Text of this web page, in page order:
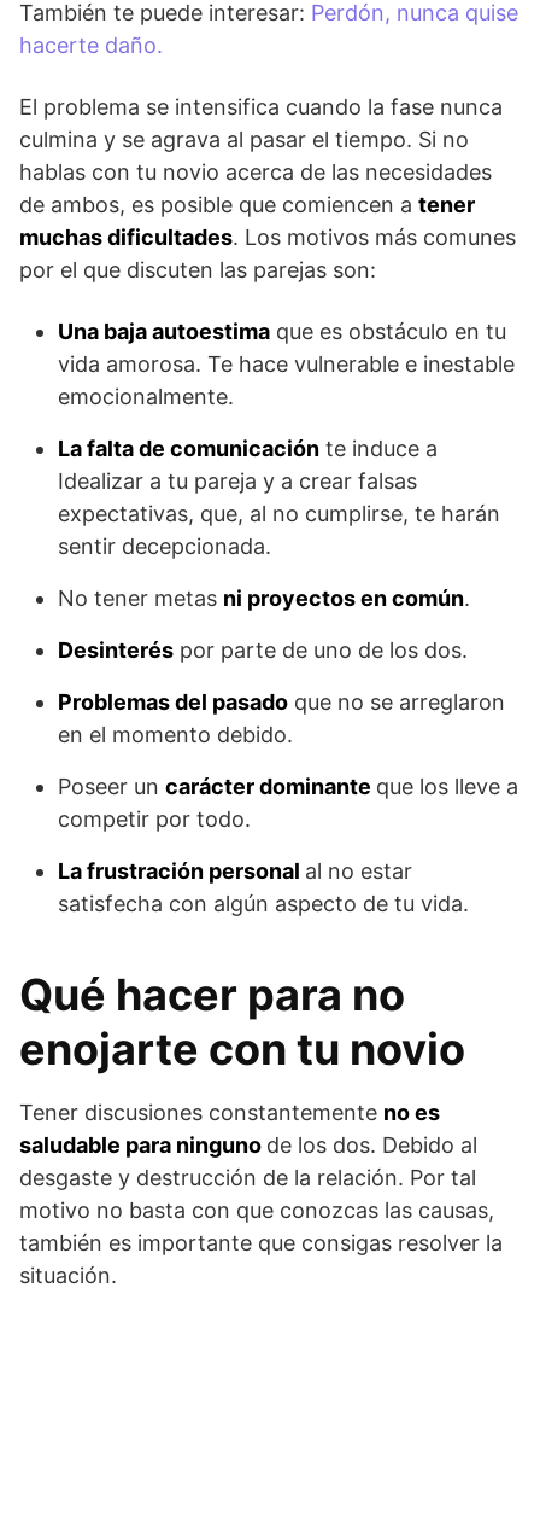
También te puede interesar: Perdón, nunca quise
hacerte daño.
El problema se intensifica cuando la fase nunca
culmina y se agrava al pasar el tiempo. Si no
hablas con tu novio acerca de las necesidades
de ambos, es posible que comiencen a tener
muchas dificultades. Los motivos más comunes
por el que discuten las parejas son:
Una baja autoestima que es obstáculo en tu
vida amorosa. Te hace vulnerable e inestable
emocionalmente.
La falta de comunicación te induce a
Idealizar a tu pareja y a crear falsas
expectativas, que, al no cumplirse, te harán
sentir decepcionada.
No tener metas ni proyectos en común.
Desinterés por parte de uno de los dos.
Problemas del pasado que no se arreglaron
en el momento debido.
Poseer un carácter dominante que los lleve a
competir por todo.
La frustración personal al no estar
satisfecha con algún aspecto de tu vida.
Qué hacer para no
enojarte con tu novio
Tener discusiones constantemente no es
saludable para ninguno de los dos. Debido al
desgaste y destrucción de la relación. Por tal
motivo no basta con que conozcas las causas,
también es importante que consigas resolver la
situación.